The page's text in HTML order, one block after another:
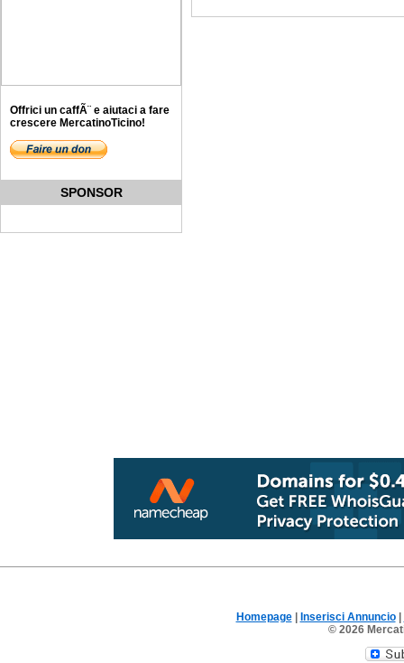
Offrici un caffÃ¨ e aiutaci a fare
crescere MercatinoTicino!
SPONSOR
Homepage| Inserisci Annuncio|
© 2026